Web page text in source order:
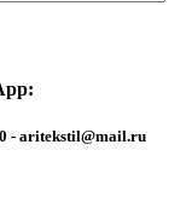
- aritekstil@mail.ru